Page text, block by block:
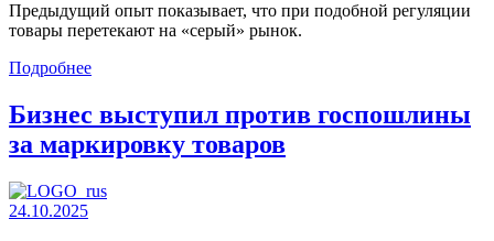
Предыдущий опыт показывает, что при подобной регуляции
товары перетекают на «серый» рынок.
Подробнее
Бизнес выступил против госпошлины
за маркировку товаров
24.10.2025